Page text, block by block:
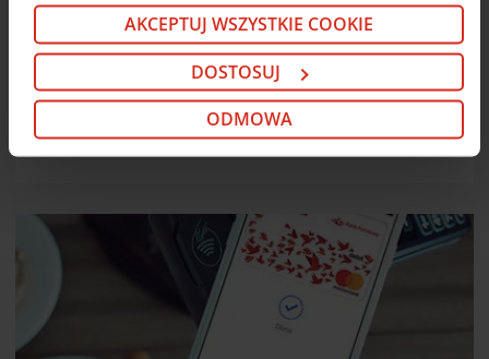
cookie i partnerach znajdziesz w kolejnych zakładkach
niniejszego komunikatu oraz wPolityce cookie. Jeśli
nie chcesz wyrażać zgody na cookie opcjonalne, kliknij
„Odmowa”. Jeśli chcesz dostosować swoje wybory,
kliknij „Dostosuj”. Jeśli zgadzasz się na instalację
cookie opcjonalnych w Twoim urządzeniu (zgodnie z
Polityką cookie), kliknij „Akceptuj wszystkie cookie”.
przetwarzaniu danych osobowych, w tym o
przysługujących w związku z tym uprawnieniach,
.
AKCEPTUJ WSZYSTKIE COOKIE
DOSTOSUJ
ODMOWA
Garmin Pay
Wygodnie i bezpiecznie płać zegarkiem Garmin.
więcej...